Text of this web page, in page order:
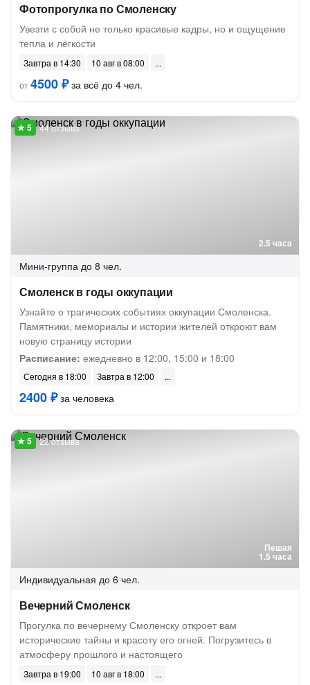
Фотопрогулка по Смоленску
Увезти с собой не только красивые кадры, но и ощущение
тепла и лёгкости
Завтра в 14:30
10 авг в 08:00
от4500 ₽за всё до 4 чел.
2.5 часа
44 отзыва
Мини-группа до 8 чел.
Смоленск в годы оккупации
Узнайте о трагических событиях оккупации Смоленска.
Памятники, мемориалы и истории жителей откроют вам
новую страницу истории
Расписание: ежедневно в 12:00, 15:00 и 18:00
Сегодня в 18:00 Завтра в 12:00
2400 ₽за человека
Пешая
1.5 часа
22 отзыва
Индивидуальная до 6 чел.
Вечерний Смоленск
Прогулка по вечернему Смоленску откроет вам
исторические тайны и красоту его огней. Погрузитесь в
атмосферу прошлого и настоящего
Завтра в 19:00
10 авг в 18:00